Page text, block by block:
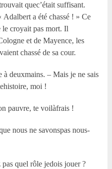
quec’était suffisant.
a été chassé ! » Ce
croyait pas mort. Il
et de Mayence, les
chassé de sa cour.
deuxmains. – Mais je ne sais
moi !
pauvre, te voilàfrais !
nous ne savonspas nous-
quel rôle jedois jouer ?